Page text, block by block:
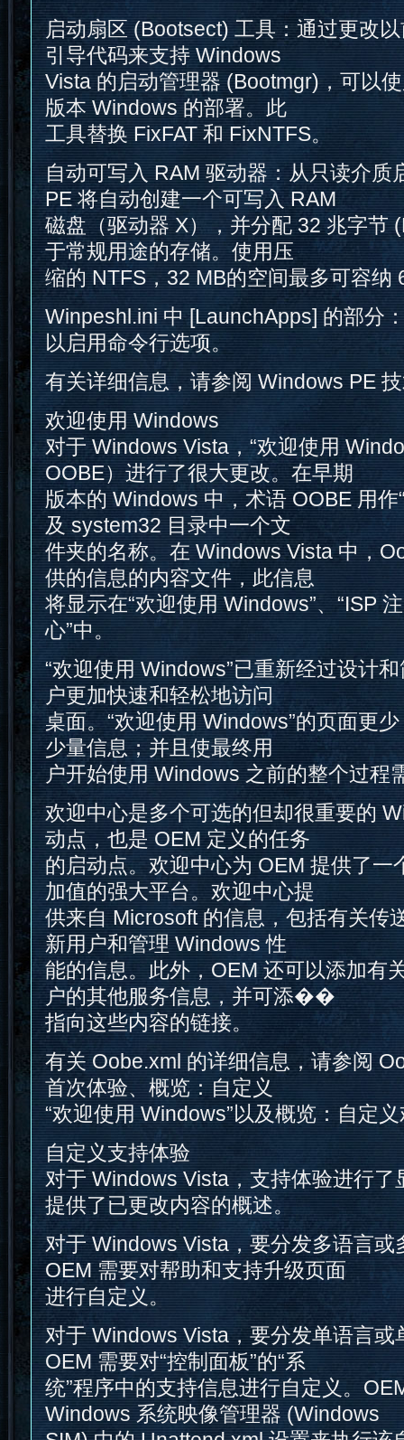
启动扇区 (Bootsect) 工具：通过更改
引导代码来支持 Windows
Vista 的启动管理器 (Bootmgr)，可以
版本 Windows 的部署。此
工具替换 FixFAT 和 FixNTFS。
自动可写入 RAM 驱动器：从只读介质
PE 将自动创建一个可写入 RAM
磁盘（驱动器 X），并分配 32 兆字节
于常规用途的存储。使用压
缩的 NTFS，32 MB的空间最多可容纳
Winpeshl.ini 中 [LaunchApps] 的部分
以启用命令行选项。
有关详细信息，请参阅 Windows PE
欢迎使用 Windows
对于 Windows Vista，“欢迎使用
OOBE）进行了很大更改。在早期
版本的 Windows 中，术语 OOBE 用作
及 system32 目录中一个文
件夹的名称。在 Windows Vista 中，
供的信息的内容文件，此信息
将显示在“欢迎使用 Windows”、“ISP
心”中。
“欢迎使用 Windows”已重新经过设计
户更加快速和轻松地访问
桌面。“欢迎使用 Windows”的页面更
少量信息；并且使最终用
户开始使用 Windows 之前的整个过程
欢迎中心是多个可选的但却很重要的
动点，也是 OEM 定义的任务
的启动点。欢迎中心为 OEM 提供了一
加值的强大平台。欢迎中心提
供来自 Microsoft 的信息，包括有关传
新用户和管理 Windows 性
能的信息。此外，OEM 还可以添加有
户的其他服务信息，并可添��
指向这些内容的链接。
有关 Oobe.xml 的详细信息，请参阅
首次体验、概览：自定义
“欢迎使用 Windows”以及概览：自定
自定义支持体验
对于 Windows Vista，支持体验进行了
提供了已更改内容的概述。
对于 Windows Vista，要分发多语言或
OEM 需要对帮助和支持升级页面
进行自定义。
对于 Windows Vista，要分发单语言或
OEM 需要对“控制面板”的“系
统”程序中的支持信息进行自定义。
Windows 系统映像管理器 (Windows